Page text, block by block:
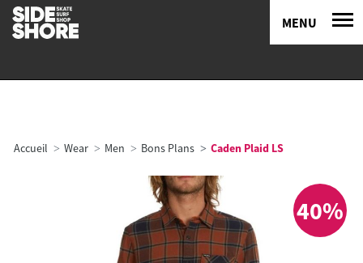
MENU
Accueil Wear Men Bons Plans Caden Plaid LS
40%